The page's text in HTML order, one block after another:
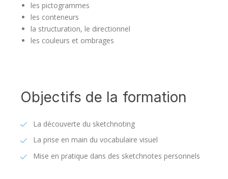
les pictogrammes
les conteneurs
la structuration, le directionnel
les couleurs et ombrages
Objectifs de la formation
La découverte du sketchnoting
La prise en main du vocabulaire visuel
Mise en pratique dans des sketchnotes personnels